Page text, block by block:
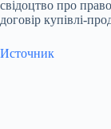
свідоцтво про
договір купівлі-
Источник